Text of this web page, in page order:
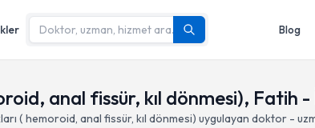
Blog
anal fissür, kıl dönmesi), Fatih
( hemoroid, anal fissür, kıl dönmesi) uygulayan doktor -